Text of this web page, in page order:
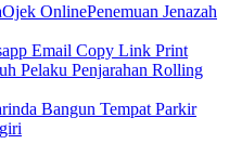
Ojek OnlinePenemuan Jenazah
Email Copy Link Print
Pelaku Penjarahan Rolling
Bangun Tempat Parkir